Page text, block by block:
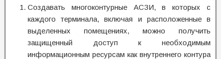
Создавать многоконтурные АСЗИ, в которых с
каждого терминала, включая и расположенные в
выделенных помещениях, можно получить
защищенный доступ к необходимым
информационным ресурсам как внутреннего контура